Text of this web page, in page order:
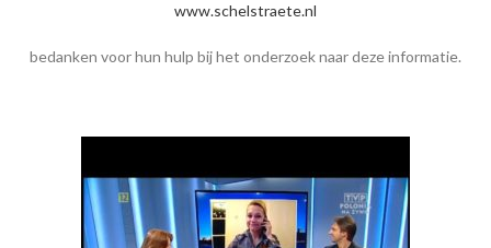
www.schelstraete.nl
bedanken voor hun hulp bij het onderzoek naar deze informatie.